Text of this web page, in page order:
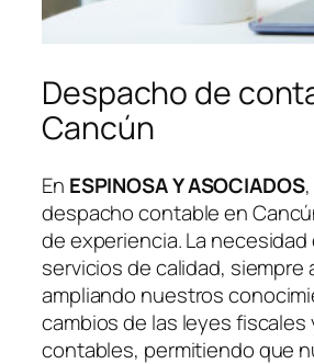
Despacho de
Cancún
En ESPINOSA Y ASOCIADOS
despacho contable en
de experiencia. La necesidad
servicios de calidad, siempre
ampliando nuestros
cambios de las leyes fiscales
contables, permitiendo que